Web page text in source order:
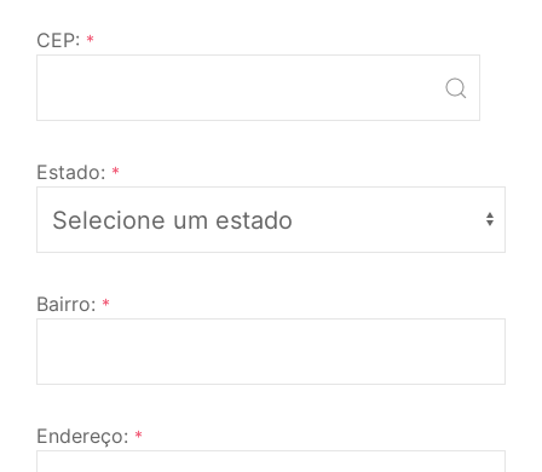
CEP: *
Estado: *
Bairro: *
Endereço: *